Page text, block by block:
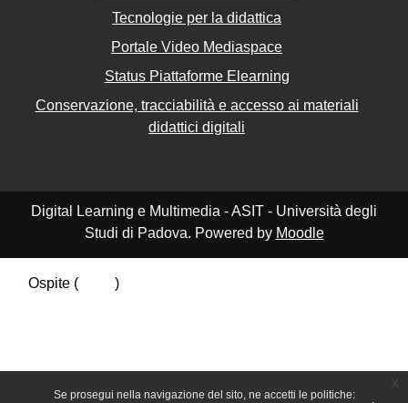
Se prosegui nella navigazione del sito, ne accetti le politiche:
Tecnologie per la didattica
Portale Video Mediaspace
Status Piattaforme Elearning
Conservazione, tracciabilità e accesso ai materiali
didattici digitali
Digital Learning e Multimedia - ASIT - Università degli
Studi di Padova. Powered by Moodle
Ospite (
)